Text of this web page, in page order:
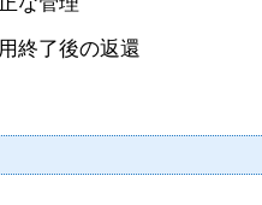
用終了後の返